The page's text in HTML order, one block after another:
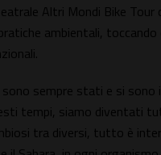
Altri Mondi Bike
ambientali,
sempre stati e si
tempi, siamo diventati
tra diversi, tutto è